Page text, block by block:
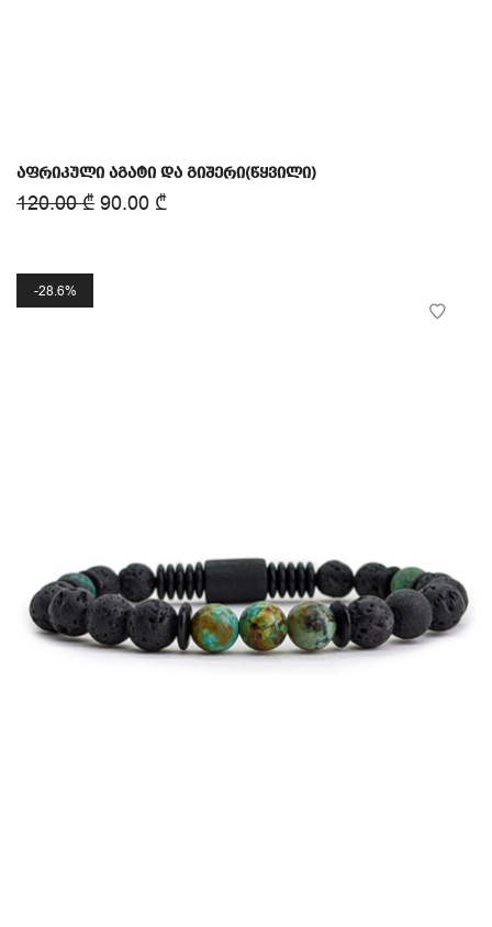
აფრიკული აგატი და გიშერი(წყვილი)
120.00₾ 90.00 ₾
28.6%